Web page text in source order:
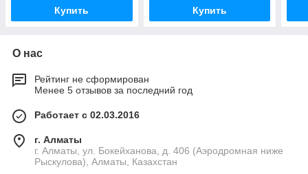
Купить Купить
О нас
Рейтинг не сформирован
Менее 5 отзывов за последний год
Работает с 02.03.2016
г. Алматы
г. Алматы, ул. Бокейханова, д. 406 (Аэродромная ниже
Рыскулова), Алматы, Казахстан